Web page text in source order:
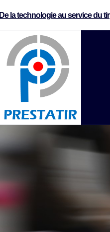
De la technologie au service du tir